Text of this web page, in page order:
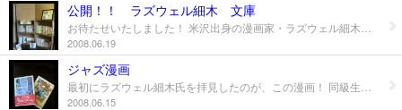
公開！！ ラズウェル細木 文庫
2008.06.19
ジャズ漫画
2008.06.15